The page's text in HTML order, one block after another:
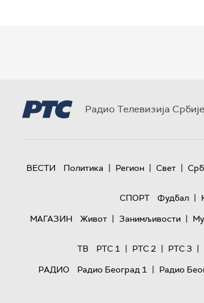
Радио Телевизија Србије
ВЕСТИ Политика | Регион | Свет |
СПОРТ
Фудбал |
МАГАЗИН
Живот | Занимљивости |
ТВ
РТС 1 | РТС 2 | РТС 3 |
РАДИО
Радио Београд 1 | Радио